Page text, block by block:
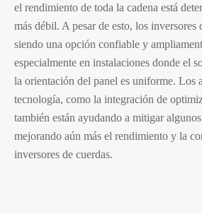
el rendimiento de toda la cadena está
más débil. A pesar de esto, los inversores
siendo una opción confiable y
especialmente en instalaciones donde el
la orientación del panel es uniforme. Los
tecnología, como la integración de
también están ayudando a mitigar
mejorando aún más el rendimiento y la
inversores de cuerdas.